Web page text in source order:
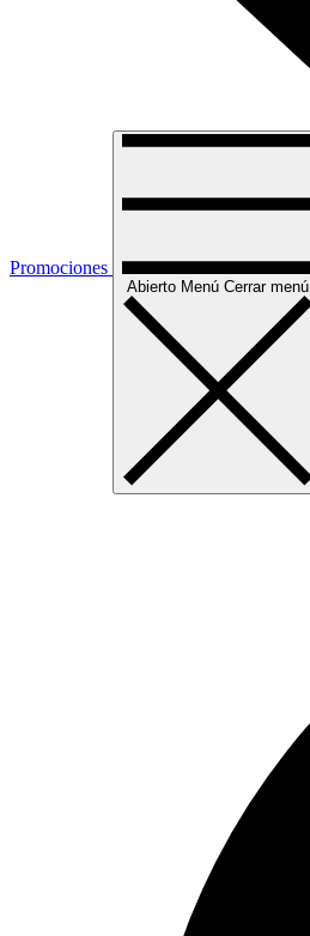
Promociones
Abierto Menú Cerrar menú